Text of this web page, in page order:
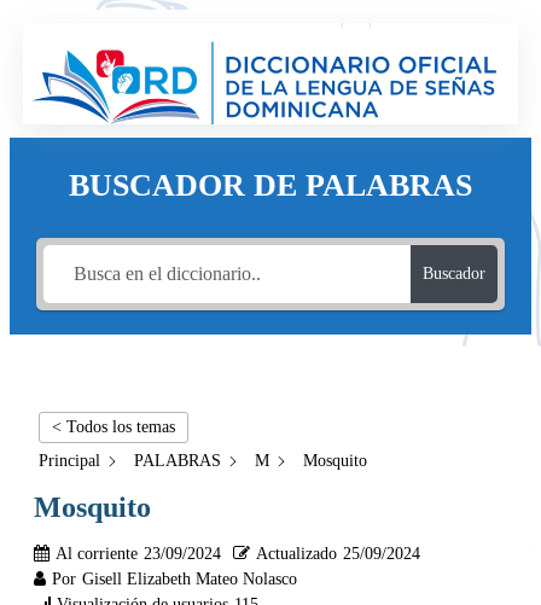
BUSCADOR DE PALABRAS
Buscador
< Todos los temas
Principal
PALABRAS M Mosquito
Mosquito
Al corriente 23/09/2024 Actualizado 25/09/2024
Por Gisell Elizabeth Mateo Nolasco